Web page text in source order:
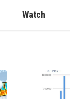
Watch